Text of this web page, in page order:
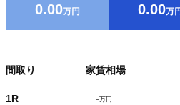
0.00万円 0.00万
間取り 家賃相場
1R -万円